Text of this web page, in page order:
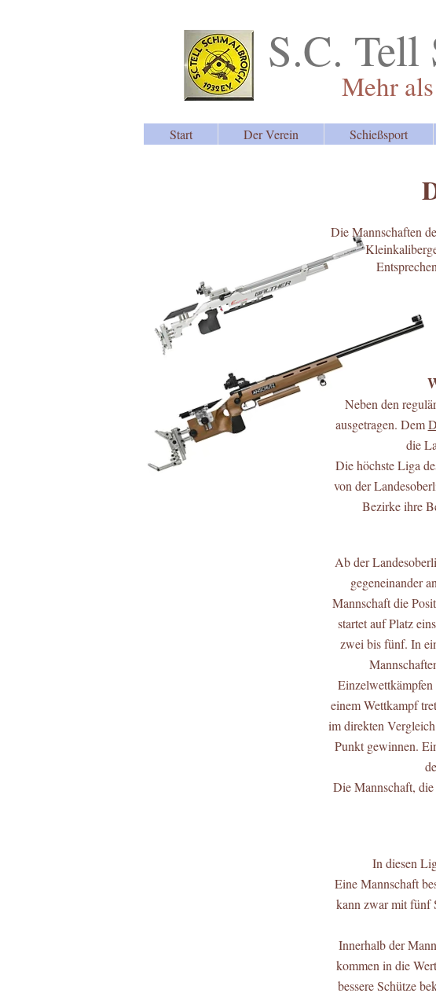
S.C. Tell
Mehr
Start Der Verein Schießsport
Die Mannschaften
Neben den
ausgetragen. Dem
die
Die höchste Liga
von der
Bezirke ihre
Ab der
gegeneinander
Mannschaft die
startet auf Platz
zwei bis fünf. In
Einzelwettkämpfen
einem Wettkampf
im direkten
Punkt gewinnen.
Die Mannschaft,
In diesen
Eine Mannschaft
kann zwar mit fünf
Innerhalb der
kommen in die
bessere Schütze